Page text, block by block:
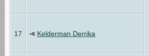
17 Kelderman Derrika